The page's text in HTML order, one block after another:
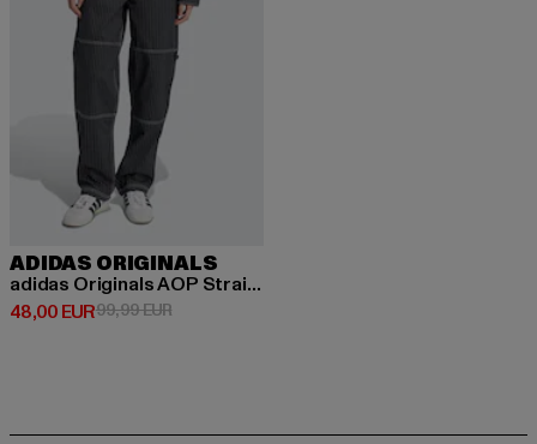
ADIDAS ORIGINALS
adidas Originals AOP Straight Fit Jeans
48,00 EUR
Derzeitiger Preis: 48,00 EUR
99,99 EURAktionspreis: 99,99 EUR